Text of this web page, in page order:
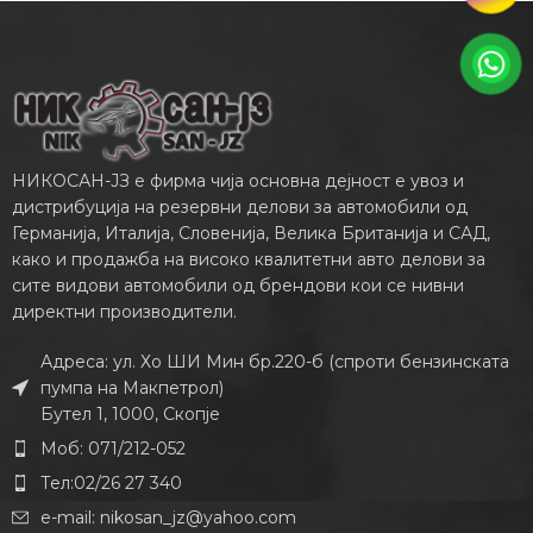
НИКОСАН-ЈЗ е фирма чија основна дејност е увоз и
дистрибуција на резервни делови за автомобили од
Германија, Италија, Словенија, Велика Британија и САД,
како и продажба на високо квалитетни авто делови за
сите видови автомобили од брендови кои се нивни
директни производители.
Адреса: ул. Хо ШИ Мин бр.220-б (спроти бензинската
пумпа на Макпетрол)
Бутел 1, 1000, Скопје
Моб: 071/212-052
Тел:02/26 27 340
e-mail: nikosan_jz@yahoo.com